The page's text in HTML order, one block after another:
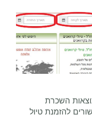
השכרת
להזמנת טיול